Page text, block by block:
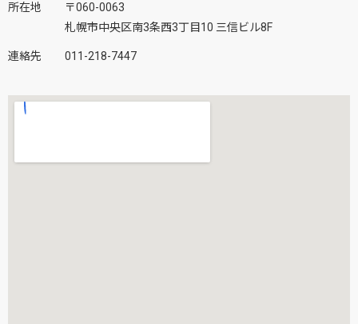
所在地
〒060-0063
札幌市中央区南3条西3丁目10 三信ビル8F
連絡先 011-218-7447